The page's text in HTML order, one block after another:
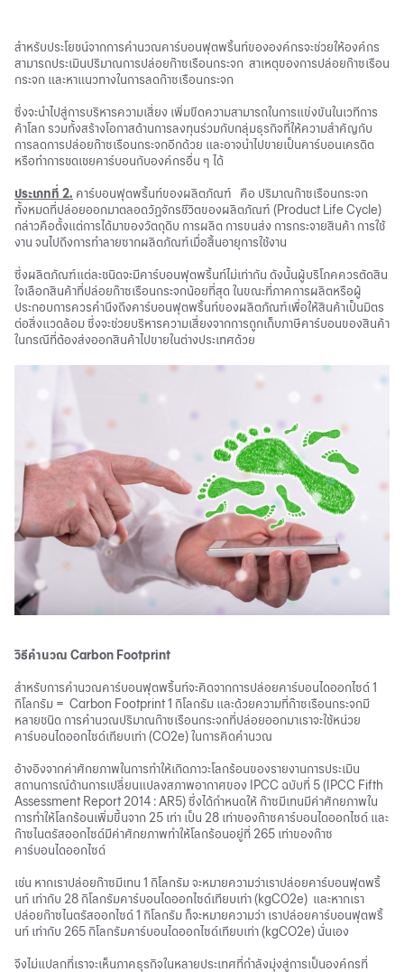
สำหรับประโยชน์จากการคำนวณคาร์บอนฟุตพริ้นท์ขององค์กรจะช่วยให้องค์กร
สามารถประเมินปริมาณการปล่อยก๊าซเรือนกระจก สาเหตุของการปล่อยก๊าซเรือน
กระจก และหาแนวทางในการลดก๊าซเรือนกระจก
ซึ่งจะนำไปสู่การบริหารความเสี่ยง เพิ่มขีดความสามารถในการแข่งขันในเวทีการ
ค้าโลก รวมทั้งสร้างโอกาสด้านการลงทุนร่วมกับกลุ่มธุรกิจที่ให้ความสำคัญกับ
การลดการปล่อยก๊าซเรือนกระจกอีกด้วย และอาจนำไปขายเป็นคาร์บอนเครดิต
หรือทำการชดเชยคาร์บอนกับองค์กรอื่น ๆ ได้
ประเภทที่ 2. คาร์บอนฟุตพริ้นท์ของผลิตภัณฑ์ คือ ปริมาณก๊าซเรือนกระจก
ทั้งหมดที่ปล่อยออกมาตลอดวัฏจักรชีวิตของผลิตภัณฑ์ (Product Life Cycle)
กล่าวคือตั้งแต่การได้มาของวัตถุดิบ การผลิต การขนส่ง การกระจายสินค้า การใช้
งาน จนไปถึงการทำลายซากผลิตภัณฑ์เมื่อสิ้นอายุการใช้งาน
ซึ่งผลิตภัณฑ์แต่ละชนิดจะมีคาร์บอนฟุตพริ้นท์ไม่เท่ากัน ดังนั้นผู้บริโภคควรตัดสิน
ใจเลือกสินค้าที่ปล่อยก๊าซเรือนกระจกน้อยที่สุด ในขณะที่ภาคการผลิตหรือผู้
ประกอบการควรคำนึงถึงคาร์บอนฟุตพริ้นท์ของผลิตภัณฑ์เพื่อให้สินค้าเป็นมิตร
ต่อสิ่งแวดล้อม ซึ่งจะช่วยบริหารความเสี่ยงจากการถูกเก็บภาษีคาร์บอนของสินค้า
ในกรณีที่ต้องส่งออกสินค้าไปขายในต่างประเทศด้วย
วิธีคำนวณ Carbon Footprint
สำหรับการคำนวณคาร์บอนฟุตพริ้นท์จะคิดจากการปล่อยคาร์บอนไดออกไซด์ 1
กิโลกรัม = Carbon Footprint 1 กิโลกรัม และด้วยความที่ก๊าซเรือนกระจกมี
หลายชนิด การคำนวณปริมาณก๊าซเรือนกระจกที่ปล่อยออกมาเราจะใช้หน่วย
คาร์บอนไดออกไซด์เทียบเท่า (CO2e) ในการคิดคำนวณ
อ้างอิงจากค่าศักยภาพในการทำให้เกิดภาวะโลกร้อนของรายงานการประเมิน
สถานการณ์ด้านการเปลี่ยนแปลงสภาพอากาศของ IPCC ฉบับที่ 5 (IPCC Fifth
Assessment Report 2014 : AR5) ซึ่งได้กำหนดให้ ก๊าซมีเทนมีค่าศักยภาพใน
การทำให้โลกร้อนเพิ่มขึ้นจาก 25 เท่า เป็น 28 เท่าของก๊าซคาร์บอนไดออกไซด์ และ
ก๊าซไนตรัสออกไซด์มีค่าศักยภาพทำให้โลกร้อนอยู่ที่ 265 เท่าของก๊าซ
คาร์บอนไดออกไซด์
เช่น หากเราปล่อยก๊าซมีเทน 1 กิโลกรัม จะหมายความว่าเราปล่อยคาร์บอนฟุตพริ้
นท์ เท่ากับ 28 กิโลกรัมคาร์บอนไดออกไซด์เทียบเท่า (kgCO2e) และหากเรา
ปล่อยก๊าซไนตรัสออกไซด์ 1 กิโลกรัม ก็จะหมายความว่า เราปล่อยคาร์บอนฟุตพริ้
นท์ เท่ากับ 265 กิโลกรัมคาร์บอนไดออกไซด์เทียบเท่า (kgCO2e) นั่นเอง
จึงไม่แปลกที่เราจะเห็นภาคธุรกิจในหลายประเทศที่กำลังมุ่งสู่การเป็นองค์กรที่